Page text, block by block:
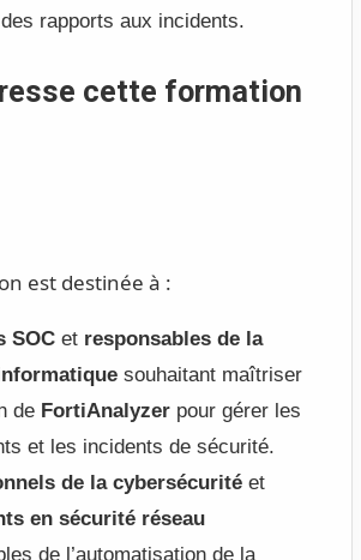
rapports aux incidents.
cette formation
est destinée à :
SOCet responsables de la
souhaitant maîtriser
de FortiAnalyzerpour gérer les
et les incidents de sécurité.
de la cybersécuritéet
en sécurité réseau
de l’automatisation de la